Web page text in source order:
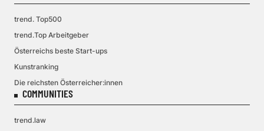
trend. Top500
trend.Top Arbeitgeber
Österreichs beste Start-ups
Kunstranking
Die reichsten Österreicher:innen
COMMUNITIES
trend.law